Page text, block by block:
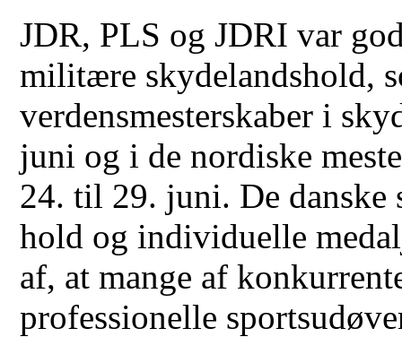
JDR, PLS og JDRI var
militære skydelandshold,
verdensmesterskaber i
juni og i de nordiske
24. til 29. juni. De danske
hold og individuelle
af, at mange af
professionelle